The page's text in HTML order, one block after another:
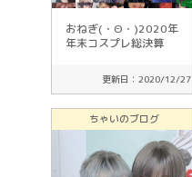
おねぎ(・Θ・)2020年
年末コスプレ総決算
更新日：2020/12/27
ちゃいのブログ